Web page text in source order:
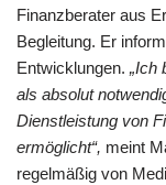
Finanzberater aus
Begleitung. Er
Entwicklungen. „Ich
als absolut
Dienstleistung von
ermöglicht“, meint
regelmäßig von